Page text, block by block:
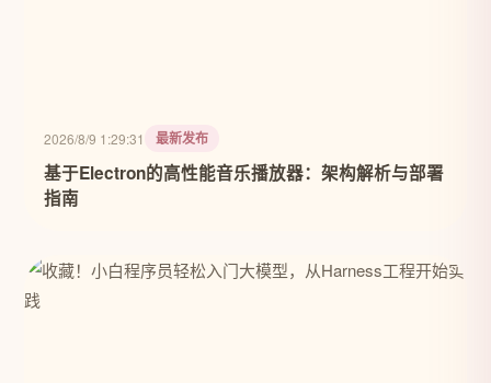
2026/8/9 1:29:31 最新发布
基于Electron的高性能音乐播放器：架构解析与部署
指南